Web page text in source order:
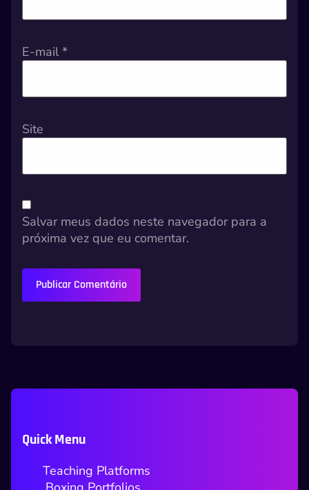
E-mail *
Site
Salvar meus dados neste navegador para a
próxima vez que eu comentar.
Quick Menu
Teaching Platforms